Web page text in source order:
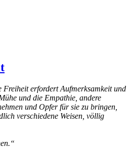
Freiheit erfordert Aufmerksamkeit und
und die Empathie, andere
und Opfer für sie zu bringen,
verschiedene Weisen, völlig